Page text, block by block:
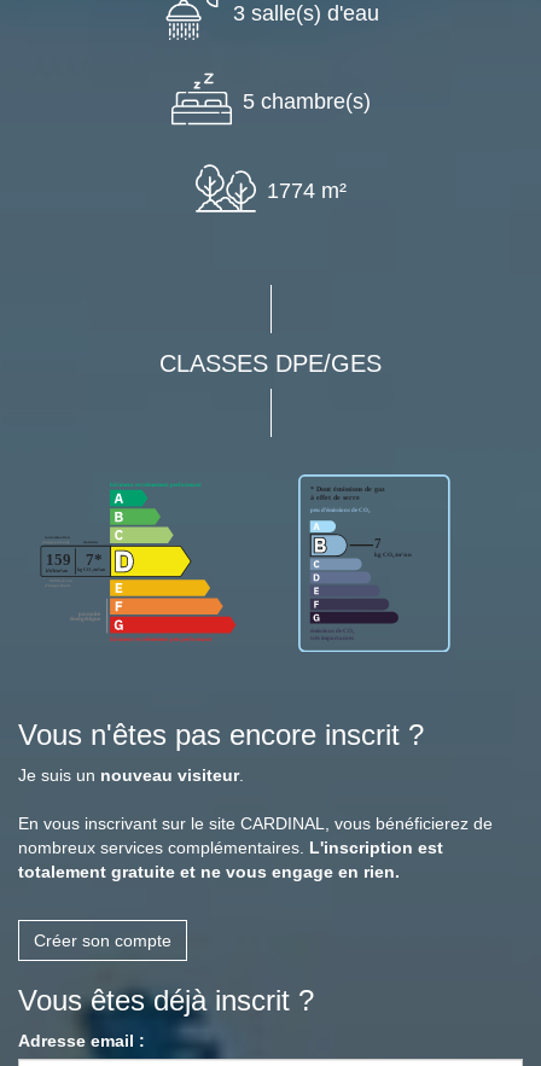
3 salle(s) d'eau
5 chambre(s)
1774 m²
CLASSES DPE/GES
Vous n'êtes pas encore inscrit ?
Je suis un nouveau visiteur.
En vous inscrivant sur le site CARDINAL, vous bénéficierez de
nombreux services complémentaires. L'inscription est
totalement gratuite et ne vous engage en rien.
Créer son compte
Vous êtes déjà inscrit ?
Adresse email :